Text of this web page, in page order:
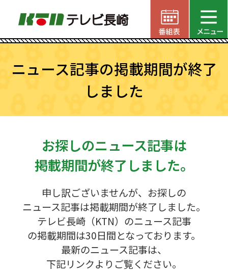
ニュース記事の掲載期間が終了
しました
お探しのニュース記事は
掲載期間が終了しました。
申し訳ございませんが、お探しの
ニュース記事は掲載期間が終了しました。
テレビ長崎（KTN）のニュース記事
の掲載期間は30日間となっております。
最新のニュース記事は、
下記リンクよりご覧ください。